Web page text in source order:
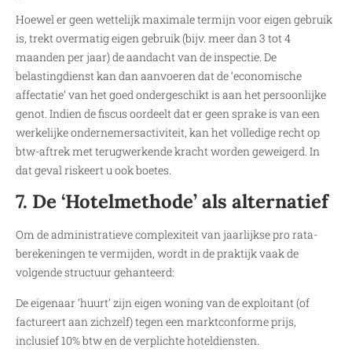
Hoewel er geen wettelijk maximale termijn voor eigen gebruik
is, trekt overmatig eigen gebruik (bijv. meer dan 3 tot 4
maanden per jaar) de aandacht van de inspectie. De
belastingdienst kan dan aanvoeren dat de ‘economische
affectatie’ van het goed ondergeschikt is aan het persoonlijke
genot. Indien de fiscus oordeelt dat er geen sprake is van een
werkelijke ondernemersactiviteit, kan het volledige recht op
btw-aftrek met terugwerkende kracht worden geweigerd. In
dat geval riskeert u ook boetes.
7. De ‘Hotelmethode’ als alternatief
Om de administratieve complexiteit van jaarlijkse pro rata-
berekeningen te vermijden, wordt in de praktijk vaak de
volgende structuur gehanteerd:
De eigenaar ‘huurt’ zijn eigen woning van de exploitant (of
factureert aan zichzelf) tegen een marktconforme prijs,
inclusief 10% btw en de verplichte hoteldiensten.